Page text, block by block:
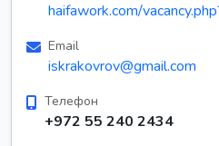
haifawork.com/
Email
iskrakovrov@gmail.com
Телефон
+972 55 240 2434